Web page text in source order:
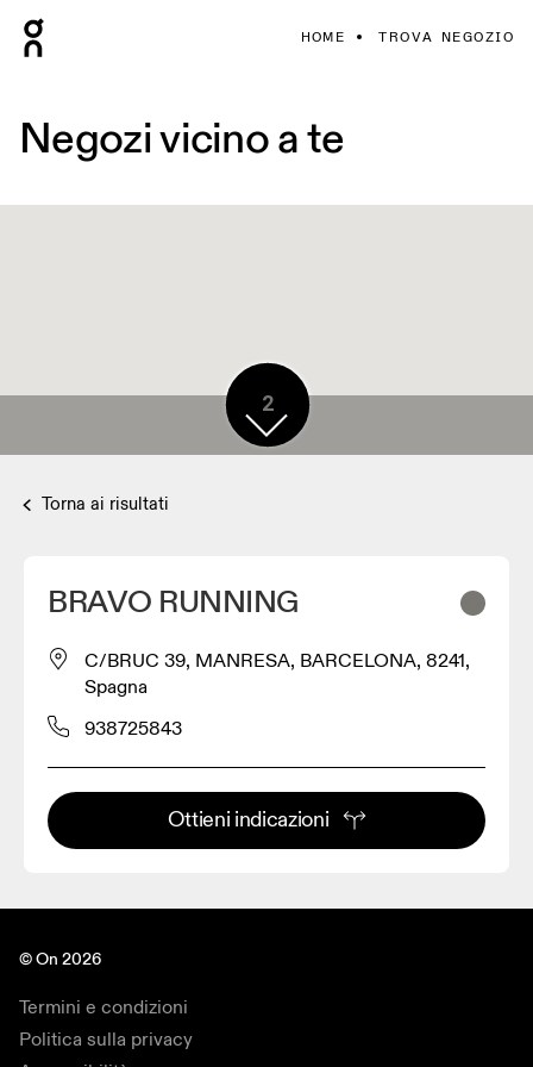
HOME TROVA NEGOZIO
Negozi vicino a te
2
Torna ai risultati
BRAVO RUNNING
C/BRUC 39, MANRESA, BARCELONA, 8241,
Spagna
938725843
Ottieni indicazioni
© On 2026
Termini e condizioni
Politica sulla privacy